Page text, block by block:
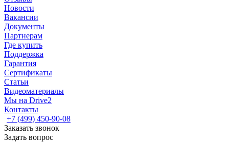
Новости
Вакансии
Документы
Партнерам
Где купить
Поддержка
Гарантия
Сертификаты
Статьи
Видеоматериалы
Мы на Drive2
Контакты
+7 (499) 450-90-08
Заказать звонок
Задать вопрос